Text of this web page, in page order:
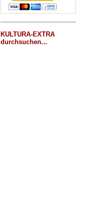
KULTURA-EXTRA
durchsuchen...